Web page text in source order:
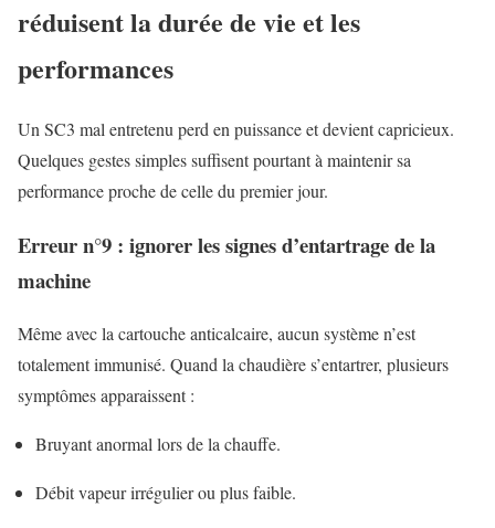
réduisent la durée de vie et les
performances
Un SC3 mal entretenu perd en puissance et devient capricieux.
Quelques gestes simples suffisent pourtant à maintenir sa
performance proche de celle du premier jour.
Erreur n°9 : ignorer les signes d’entartrage de la
machine
Même avec la cartouche anticalcaire, aucun système n’est
totalement immunisé. Quand la chaudière s’entartrer, plusieurs
symptômes apparaissent :
Bruyant anormal lors de la chauffe.
Débit vapeur irrégulier ou plus faible.